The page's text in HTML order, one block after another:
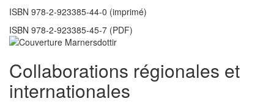
ISBN 978-2-923385-44-0 (imprimé)
ISBN 978-2-923385-45-7 (PDF)
Collaborations régionales et
internationales